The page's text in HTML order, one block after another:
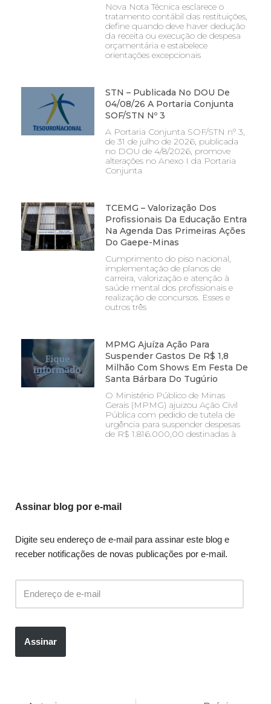
Nova Nota Técnica esclarece o
tratamento contábil das restituições,
define quando deve haver dedução
da receita ou execução de despesa
orçamentária e estabelece
orientações excepcionais
STN – Publicada No DOU De
04/08/26 A Portaria Conjunta
SOF/STN Nº 3
A Portaria Conjunta SOF/STN nº 3,
de 31 de julho de 2026, publicada
no DOU de 4/8/2026, promove
alterações no Anexo I da Portaria
Conjunta
TCEMG – Valorização Dos
Profissionais Da Educação Entra
Na Agenda Das Primeiras Ações
Do Gaepe-Minas
Cumprimento do piso nacional,
implementação de planos de
carreira, valorização e atenção à
saúde mental dos profissionais e
realização de concursos. Esses e
outros três
MPMG Ajuíza Ação Para
Suspender Gastos De R$ 1,8
Milhão Com Shows Em Festa De
Santa Bárbara Do Tugúrio
O Ministério Público de Minas
Gerais (MPMG) ajuizou Ação Civil
Pública com pedido de tutela de
urgência para suspender despesas
de R$ 1.816.000,00 destinadas à
Assinar blog por e-mail
Digite seu endereço de e-mail para assinar este blog e
receber notificações de novas publicações por e-mail.
Assinar